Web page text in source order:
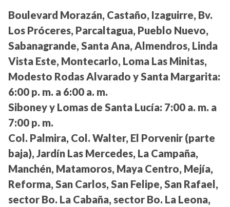
Boulevard Morazán, Castaño, Izaguirre, Bv.
Los Próceres, Parcaltagua, Pueblo Nuevo,
Sabanagrande, Santa Ana, Almendros, Linda
Vista Este, Montecarlo, Loma Las Minitas,
Modesto Rodas Alvarado y Santa Margarita:
6:00 p. m. a 6:00 a. m.
Siboney y Lomas de Santa Lucía: 7:00 a. m. a
7:00 p. m.
Col. Palmira, Col. Walter, El Porvenir (parte
baja), Jardín Las Mercedes, La Campaña,
Manchén, Matamoros, Maya Centro, Mejía,
Reforma, San Carlos, San Felipe, San Rafael,
sector Bo. La Cabaña, sector Bo. La Leona,